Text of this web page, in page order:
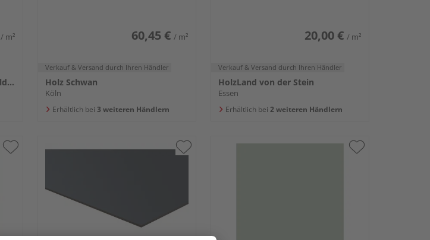
/ m²
Holzfachmarkt Videre, Remshalden
60,45 € / m²
Verkauf & Versand durch Ihren Händler
Holz Schwan
Köln
Erhältlich bei 3 weiteren Händlern
20,00 € / m²
Verkauf & Versand durch Ihren Händler
HolzLand von der Stein
Essen
Erhältlich bei 2 weiteren Händlern